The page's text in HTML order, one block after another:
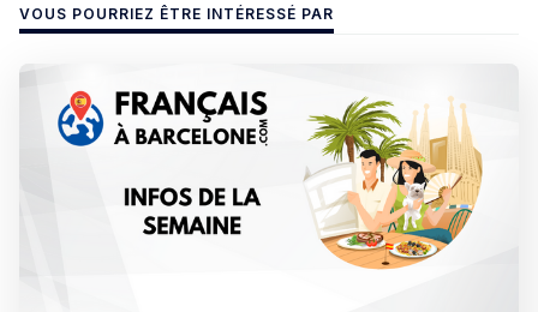
VOUS POURRIEZ ÊTRE INTÉRESSÉ PAR